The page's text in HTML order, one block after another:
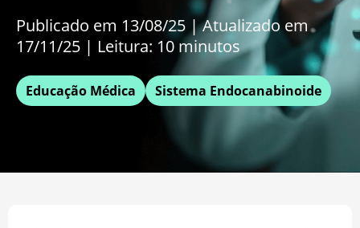
Publicado em 13/08/25 |Atualizado em
17/11/25 | Leitura: 10 minutos
Educação Médica Sistema Endocanabinoide